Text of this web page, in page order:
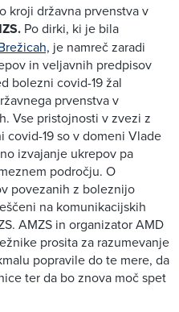
kroji državna prvenstva v
Po dirki, ki je bila
je namreč zaradi
in veljavnih predpisov
bolezni covid-19 žal
prvenstva v
Vse pristojnosti v zvezi z
19 so v domeni Vlade
izvajanje ukrepov pa
področju. O
povezanih z boleznijo
na komunikacijskih
AMZS in organizator AMD
prosita za razumevanje
popravile do te mere, da
ter da bo znova moč spet